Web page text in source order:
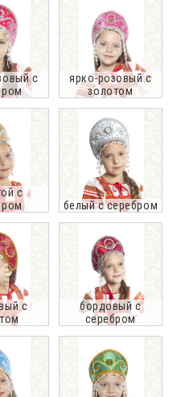
с
ярко-розовый с
золотом
с
белый с серебром
с
бордовый с
серебром